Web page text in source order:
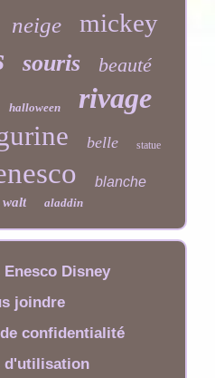
neige mickey
souris beauté
halloween rivage
belle statue
blanche
walt aladdin
Disney
joindre
confidentialité
d'utilisation